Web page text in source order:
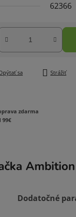
62366
sa Strážiť
zdarma
99€
Ambition
Dodatočné